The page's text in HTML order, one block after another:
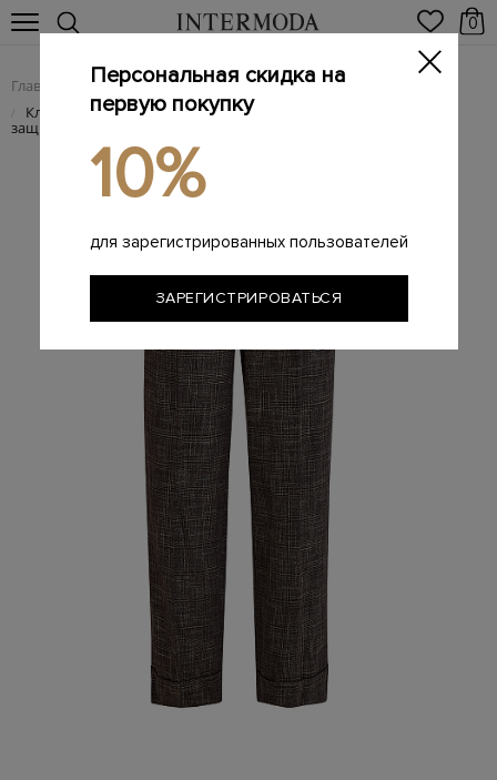
0
Главная Женщинам
/ Клетчатые брюки из шерсти и вискозы с фактурными
защипами
Персональная скидка на
первую покупку
10%
для зарегистрированных пользователей
ЗАРЕГИСТРИРОВАТЬСЯ